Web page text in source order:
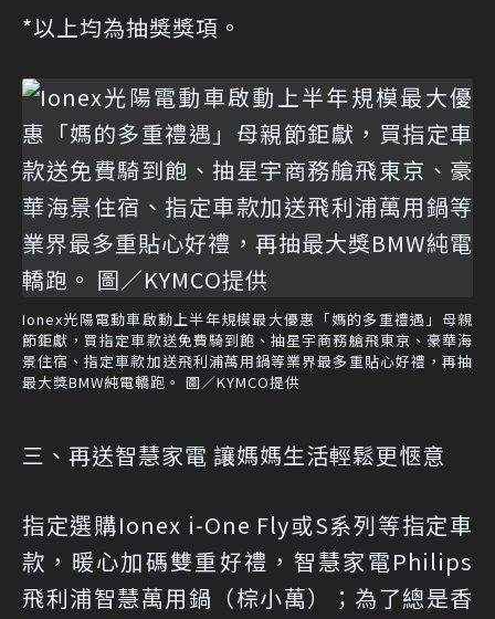
*以上均為抽獎獎項。
Ionex光陽電動車啟動上半年規模最大優惠「媽的多重禮遇」母親
節鉅獻，買指定車款送免費騎到飽、抽星宇商務艙飛東京、豪華海
景住宿、指定車款加送飛利浦萬用鍋等業界最多重貼心好禮，再抽
最大獎BMW純電轎跑。 圖／KYMCO提供
三、再送智慧家電 讓媽媽生活輕鬆更愜意
指定選購Ionex i-One Fly或S系列等指定車
款，暖心加碼雙重好禮，智慧家電Philips
飛利浦智慧萬用鍋（棕小萬）；為了總是香